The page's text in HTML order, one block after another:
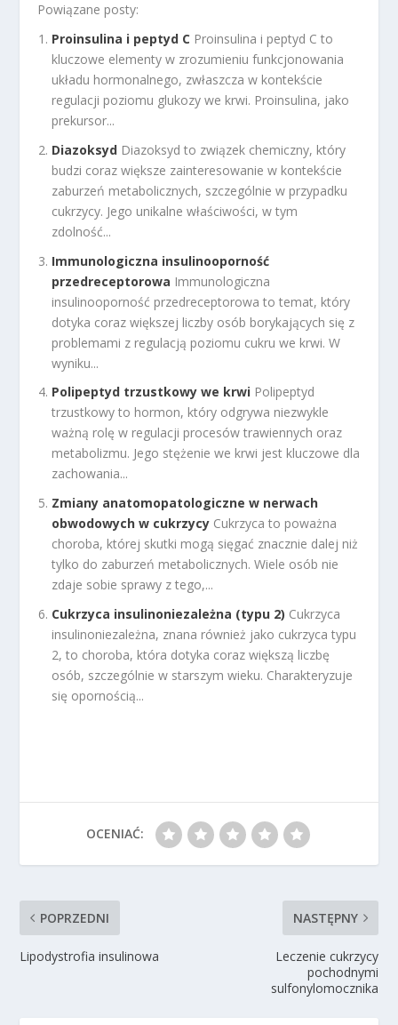
Powiązane posty:
Proinsulina i peptyd C Proinsulina i peptyd C to
kluczowe elementy w zrozumieniu funkcjonowania
układu hormonalnego, zwłaszcza w kontekście
regulacji poziomu glukozy we krwi. Proinsulina, jako
prekursor...
Diazoksyd Diazoksyd to związek chemiczny, który
budzi coraz większe zainteresowanie w kontekście
zaburzeń metabolicznych, szczególnie w przypadku
cukrzycy. Jego unikalne właściwości, w tym
zdolność...
Immunologiczna insulinooporność
przedreceptorowa Immunologiczna
insulinooporność przedreceptorowa to temat, który
dotyka coraz większej liczby osób borykających się z
problemami z regulacją poziomu cukru we krwi. W
wyniku...
Polipeptyd trzustkowy we krwi Polipeptyd
trzustkowy to hormon, który odgrywa niezwykle
ważną rolę w regulacji procesów trawiennych oraz
metabolizmu. Jego stężenie we krwi jest kluczowe dla
zachowania...
Zmiany anatomopatologiczne w nerwach
obwodowych w cukrzycy Cukrzyca to poważna
choroba, której skutki mogą sięgać znacznie dalej niż
tylko do zaburzeń metabolicznych. Wiele osób nie
zdaje sobie sprawy z tego,...
Cukrzyca insulinoniezależna (typu 2) Cukrzyca
insulinoniezależna, znana również jako cukrzyca typu
2, to choroba, która dotyka coraz większą liczbę
osób, szczególnie w starszym wieku. Charakteryzuje
się opornością...
OCENIAĆ:
POPRZEDNI
Lipodystrofia insulinowa
NASTĘPNY
Leczenie cukrzycy
pochodnymi
sulfonylomocznika